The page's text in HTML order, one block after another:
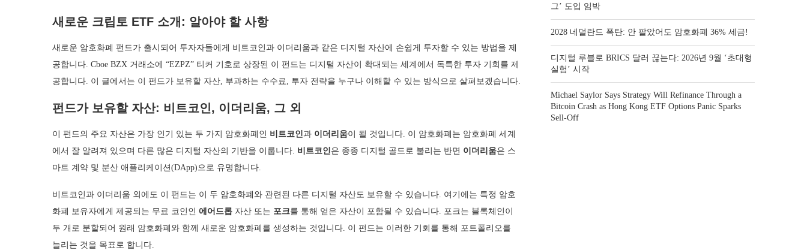
새로운 크립토 ETF 소개: 알아야 할 사항
새로운 암호화폐 펀드가 출시되어 투자자들에게 비트코인과 이더리움과 같은 디지털 자산에 손쉽게 투자할 수 있는 방법을 제
공합니다. Cboe BZX 거래소에 “EZPZ” 티커 기호로 상장된 이 펀드는 디지털 자산이 확대되는 세계에서 독특한 투자 기회를 제
공합니다. 이 글에서는 이 펀드가 보유할 자산, 부과하는 수수료, 투자 전략을 누구나 이해할 수 있는 방식으로 살펴보겠습니다.
펀드가 보유할 자산: 비트코인, 이더리움, 그 외
이 펀드의 주요 자산은 가장 인기 있는 두 가지 암호화폐인 비트코인과 이더리움이 될 것입니다. 이 암호화폐는 암호화폐 세계
에서 잘 알려져 있으며 다른 많은 디지털 자산의 기반을 이룹니다. 비트코인은 종종 디지털 골드로 불리는 반면 이더리움은 스
마트 계약 및 분산 애플리케이션(DApp)으로 유명합니다.
비트코인과 이더리움 외에도 이 펀드는 이 두 암호화폐와 관련된 다른 디지털 자산도 보유할 수 있습니다. 여기에는 특정 암호
화폐 보유자에게 제공되는 무료 코인인 에어드롭 자산 또는 포크를 통해 얻은 자산이 포함될 수 있습니다. 포크는 블록체인이
두 개로 분할되어 원래 암호화폐와 함께 새로운 암호화폐를 생성하는 것입니다. 이 펀드는 이러한 기회를 통해 포트폴리오를
늘리는 것을 목표로 합니다.
그’ 도입 임박
2028 네덜란드 폭탄: 안 팔았어도 암호화폐 36% 세금!
디지털 루블로 BRICS 달러 끊는다: 2026년 9월 ‘초대형
실험’ 시작
Michael Saylor Says Strategy Will Refinance Through a
Bitcoin Crash as Hong Kong ETF Options Panic Sparks
Sell-Off